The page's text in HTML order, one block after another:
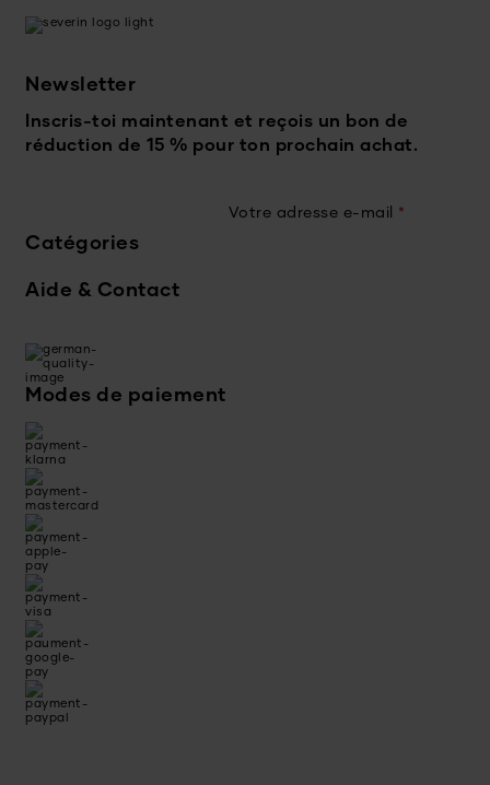
Newsletter
Inscris-toi maintenant et reçois un bon de
réduction de 15 % pour ton prochain achat.
Votre adresse e-mail *
Catégories
Aide & Contact
Modes de paiement